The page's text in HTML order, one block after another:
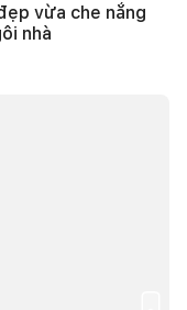
vừa che nắng
nhà